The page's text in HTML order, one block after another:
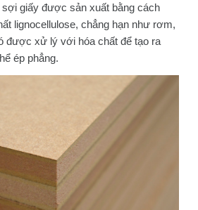
giấy được sản xuất bằng cách
lignocellulose, chẳng hạn như rơm,
được xử lý với hóa chất để tạo ra
ép phẳng.